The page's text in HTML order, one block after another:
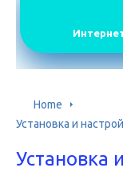
Home
Установка и
Установка